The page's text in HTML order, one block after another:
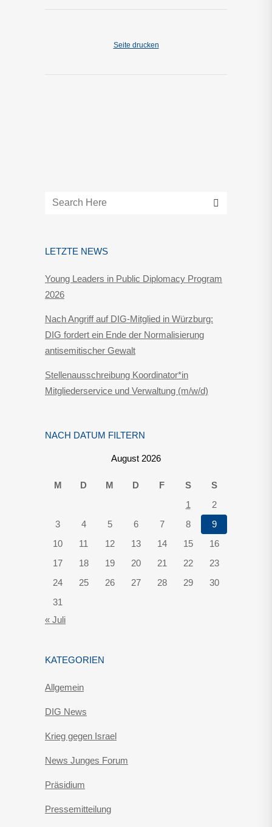
Seite drucken
LETZTE NEWS
Young Leaders in Public Diplomacy Program
2026
Nach Angriff auf DIG-Mitglied in Würzburg:
DIG fordert ein Ende der Normalisierung
antisemitischer Gewalt
Stellenausschreibung Koordinator*in
Mitgliederservice und Verwaltung (m/w/d)
NACH DATUM FILTERN
August 2026
M D M D F S
S
1
2
3
4 5 6 7 8
9
10
11 12 13 14 15
16
17
18 19 20 21 22
23
24
25 26 27 28 29
30
31
« Juli
KATEGORIEN
Allgemein
DIG News
Krieg gegen Israel
News Junges Forum
Präsidium
Pressemitteilung